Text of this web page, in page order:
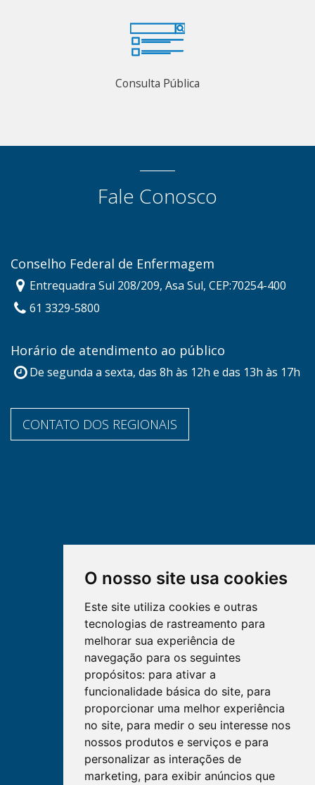
O nosso site usa cookies
Este site utiliza cookies e outras
tecnologias de rastreamento para
melhorar sua experiência de
navegação para os seguintes
propósitos: para ativar a
funcionalidade básica do site, para
proporcionar uma melhor experiência
no site, para medir o seu interesse nos
nossos produtos e serviços e para
personalizar as interações de
marketing, para exibir anúncios que
Consulta Pública
Fale Conosco
Conselho Federal de Enfermagem
Entrequadra Sul 208/209, Asa Sul, CEP:70254-400
61 3329-5800
Horário de atendimento ao público
De segunda a sexta, das 8h às 12h e das 13h às 17h
CONTATO DOS REGIONAIS